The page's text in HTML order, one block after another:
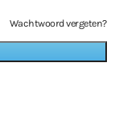
Wachtwoord vergeten?